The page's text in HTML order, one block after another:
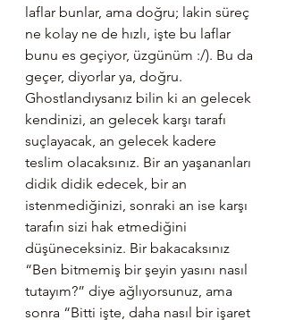
laflar bunlar, ama doğru; lakin süreç
ne kolay ne de hızlı, işte bu laflar
bunu es geçiyor, üzgünüm :/). Bu da
geçer, diyorlar ya, doğru.
Ghostlandıysanız bilin ki an gelecek
kendinizi, an gelecek karşı tarafı
suçlayacak, an gelecek kadere
teslim olacaksınız. Bir an yaşananları
didik didik edecek, bir an
istenmediğinizi, sonraki an ise karşı
tarafın sizi hak etmediğini
düşüneceksiniz. Bir bakacaksınız
“Ben bitmemiş bir şeyin yasını nasıl
tutayım?” diye ağlıyorsunuz, ama
sonra “Bitti işte, daha nasıl bir işaret